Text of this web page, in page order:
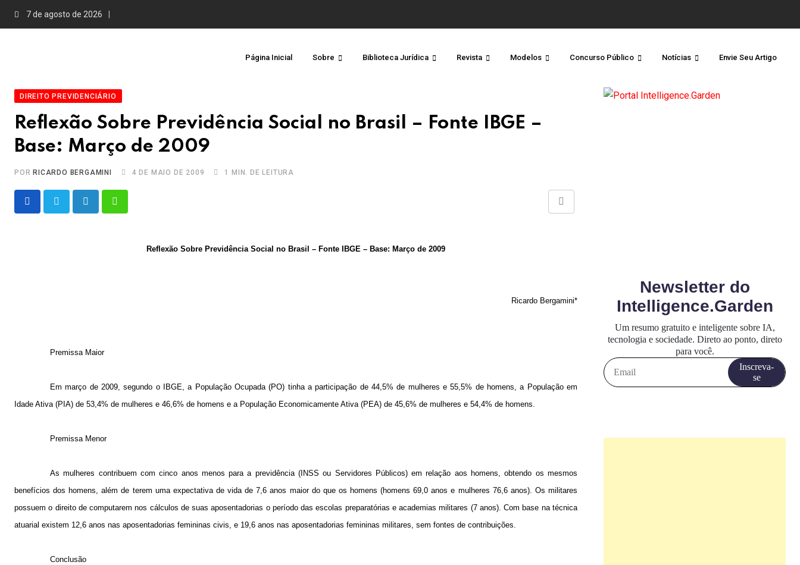
7 de agosto de 2026
Página Inicial Sobre Biblioteca Jurídica Revista Modelos Concurso Público Notícias Envie Seu Artigo
DIREITO PREVIDENCIÁRIO
Reflexão Sobre Previdência Social no Brasil – Fonte IBGE –
Base: Março de 2009
PORRICARDO BERGAMINI 4 DE MAIO DE 2009 1 MIN. DE LEITURA
LinkedInWhatsapp
Share
Reflexão Sobre Previdência Social no Brasil – Fonte IBGE – Base: Março de 2009
Ricardo Bergamini*
Premissa Maior
Em março de 2009, segundo o IBGE, a População Ocupada (PO) tinha a participação de 44,5% de mulheres e 55,5% de homens, a População em
Idade Ativa (PIA) de 53,4% de mulheres e 46,6% de homens e a População Economicamente Ativa (PEA) de 45,6% de mulheres e 54,4% de homens.
Premissa Menor
As mulheres contribuem com cinco anos menos para a previdência (INSS ou Servidores Públicos) em relação aos homens, obtendo os mesmos
benefícios dos homens, além de terem uma expectativa de vida de 7,6 anos maior do que os homens (homens 69,0 anos e mulheres 76,6 anos). Os militares
possuem o direito de computarem nos cálculos de suas aposentadorias o período das escolas preparatórias e academias militares (7 anos). Com base na técnica
atuarial existem 12,6 anos nas aposentadorias femininas civis, e 19,6 anos nas aposentadorias femininas militares, sem fontes de contribuições.
Conclusão